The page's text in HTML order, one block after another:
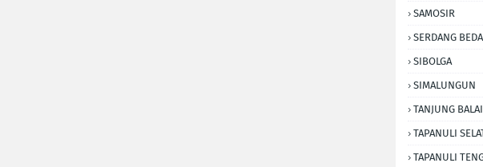
SAMOSIR
SERDANG
SIBOLGA
SIMALUNGUN
TANJUNG BALAI
TAPANULI
TAPANULI